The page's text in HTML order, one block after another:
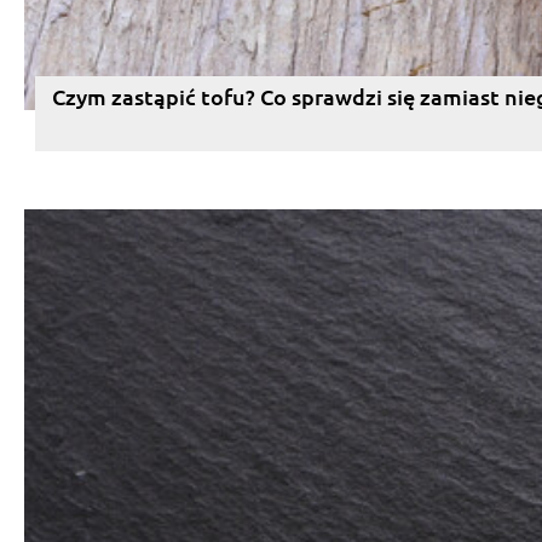
Czym zastąpić tofu? Co sprawdzi się zamiast